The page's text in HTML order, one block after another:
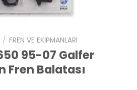
/ FREN VE EKIPMANLARI
95-07 Galfer
Fren Balatası